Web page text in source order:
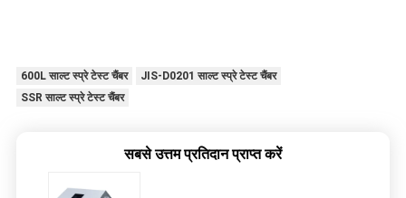
600L साल्ट स्प्रे टेस्ट चैंबर
JIS-D0201 साल्ट स्प्रे टेस्ट चैंबर
SSR साल्ट स्प्रे टेस्ट चैंबर
सबसे उत्तम प्रतिदान प्राप्त करें